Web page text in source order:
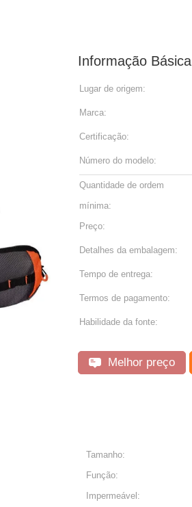
Informação Básica
Lugar de origem:
Marca:
Certificação:
Número do modelo:
Quantidade de ordem
mínima:
Preço:
Detalhes da embalagem:
Tempo de entrega:
Termos de pagamento:
Habilidade da fonte:
Melhor preço
Tamanho:
Função:
Impermeável: